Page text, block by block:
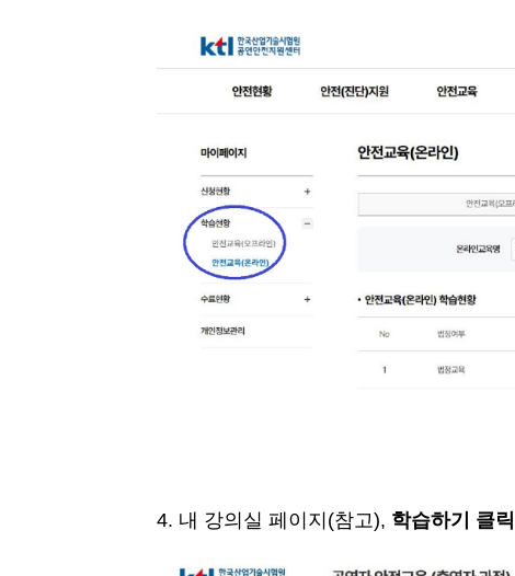
4. 내 강의실 페이지 (참고), 학습하기 클릭